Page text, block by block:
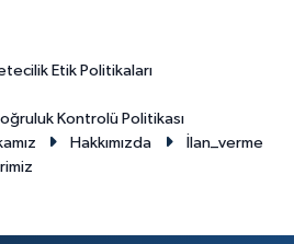
Etik Politikaları
Kontrolü Politikası
Hakkımızda
İlan_verme